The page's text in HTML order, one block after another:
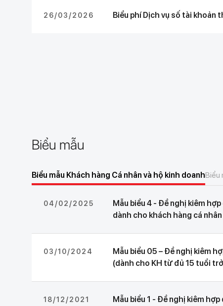
26/03/2026 Biểu phí Dịch vụ số tài khoản
Biểu mẫu
Biểu mẫu Khách hàng Cá nhân và hộ kinh doanhBiểu
04/02/2025
Mẫu biểu 4 - Đề nghị kiêm
dành cho khách hàng cá
03/10/2024
Mẫu biểu 05 – Đề nghị kiêm
(dành cho KH từ đủ 15 tuổi
18/12/2021
Mẫu biểu 1 - Đề nghị kiêm